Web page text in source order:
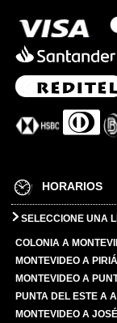
HORARIOS
SELECCIONE UNA
COLONIA A
MONTEVIDEO A
MONTEVIDEO A
PUNTA DEL ESTE A
MONTEVIDEO A